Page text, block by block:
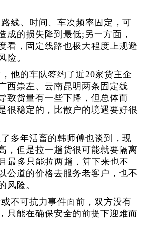
线、时间、车次频率固定，可
成的损失降到最低;另一方面，
看，固定线路也极大程度上规避
险。
他的车队签约了近20家货主企
西崇左、云南昆明两条固定线
致货量有一些下降，但总体而
很稳定的，比散户的境遇要好很
多年活畜的韩师傅也谈到，现
，但是拉一趟货很可能就要隔离
最多只能拉两趟，算下来也不
公道的价格去服务老客户，也不
风险。
不可抗力事件面前，双方没有
只能在确保安全的前提下迎难而